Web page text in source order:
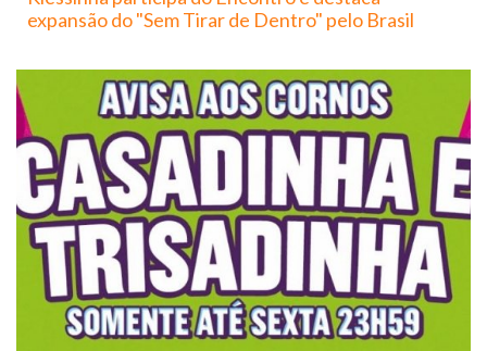
expansão do "Sem Tirar de Dentro" pelo Brasil